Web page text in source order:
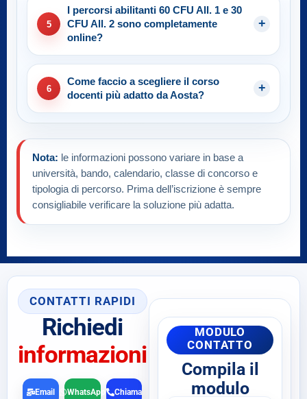
5
I percorsi abilitanti 60 CFU All. 1 e 30
CFU All. 2 sono completamente
online?
6
Come faccio a scegliere il corso
docenti più adatto da Aosta?
Nota: le informazioni possono variare in base a
università, bando, calendario, classe di concorso e
tipologia di percorso. Prima dell’iscrizione è sempre
consigliabile verificare la soluzione più adatta.
CONTATTI RAPIDI
Richiedi
informazioni
Chiama
Email WhatsApp
MODULO
CONTATTO
Compila il
modulo